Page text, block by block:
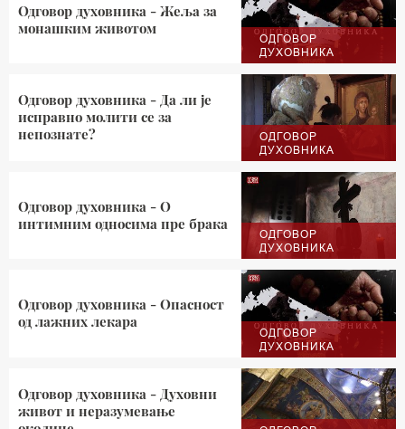
ОДГОВОР
ДУХОВНИКА
Одговор духовника - Жеља за
монашким животом
ОДГОВОР
ДУХОВНИКА
Одговор духовника - Да ли је
исправно молити се за
непознате?
ОДГОВОР
ДУХОВНИКА
Одговор духовника - О
интимним односима пре брака
ОДГОВОР
ДУХОВНИКА
Одговор духовника - Oпасност
од лажних лекара
Одговор духовника - Духовни
живот и неразумевање